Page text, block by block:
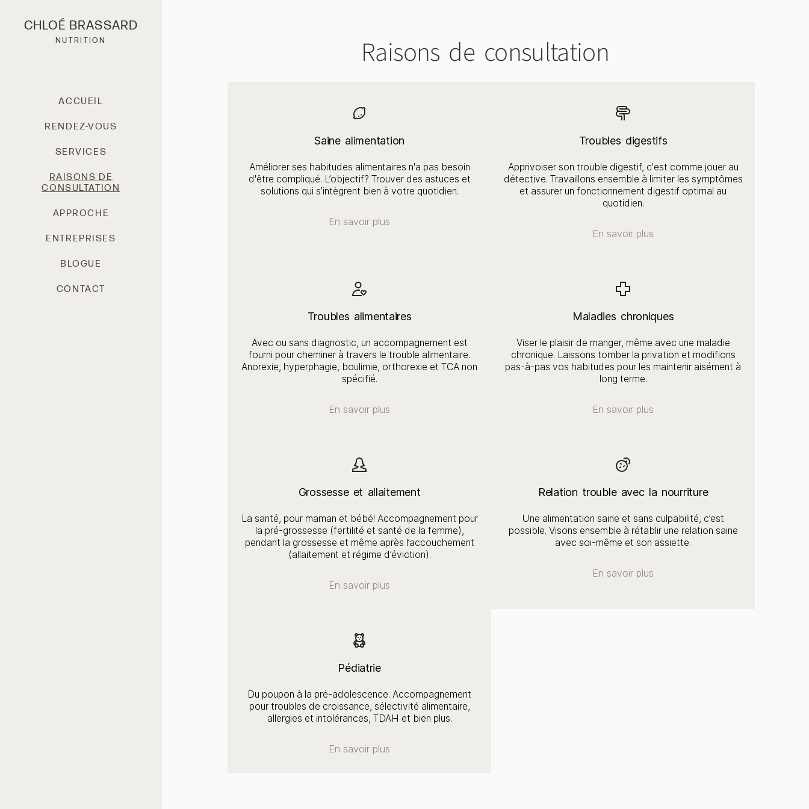
CHLOÉ BRASSARD
NUTRITION
ACCUEIL
RENDEZ-VOUS
SERVICES
RAISONS DE
CONSULTATION
APPROCHE
ENTREPRISES
BLOGUE
CONTACT
Raisons de consultation
Saine alimentation
Améliorer ses habitudes alimentaires n'a pas besoin
d'être compliqué. L’objectif? Trouver des astuces et
solutions qui s’intègrent bien à votre quotidien.
En savoir plus
Troubles digestifs
Apprivoiser son trouble digestif, c'est comme jouer au
détective. Travaillons ensemble à limiter les symptômes
et assurer un fonctionnement digestif optimal au
quotidien.
En savoir plus
Troubles alimentaires
Avec ou sans diagnostic, un accompagnement est
fourni pour cheminer à travers le trouble alimentaire.
Anorexie, hyperphagie, boulimie, orthorexie et TCA non
spécifié.
En savoir plus
Maladies chroniques
Viser le plaisir de manger, même avec une maladie
chronique. Laissons tomber la privation et modifions
pas-à-pas vos habitudes pour les maintenir aisément à
long terme.
En savoir plus
Grossesse et allaitement
La santé, pour maman et bébé! Accompagnement pour
la pré-grossesse (fertilité et santé de la femme),
pendant la grossesse et même après l’accouchement
(allaitement et régime d’éviction).
En savoir plus
Relation trouble avec la nourriture
Une alimentation saine et sans culpabilité, c’est
possible. Visons ensemble à rétablir une relation saine
avec soi-même et son assiette.
En savoir plus
Pédiatrie
Du poupon à la pré-adolescence. Accompagnement
pour troubles de croissance, sélectivité alimentaire,
allergies et intolérances, TDAH et bien plus.
En savoir plus